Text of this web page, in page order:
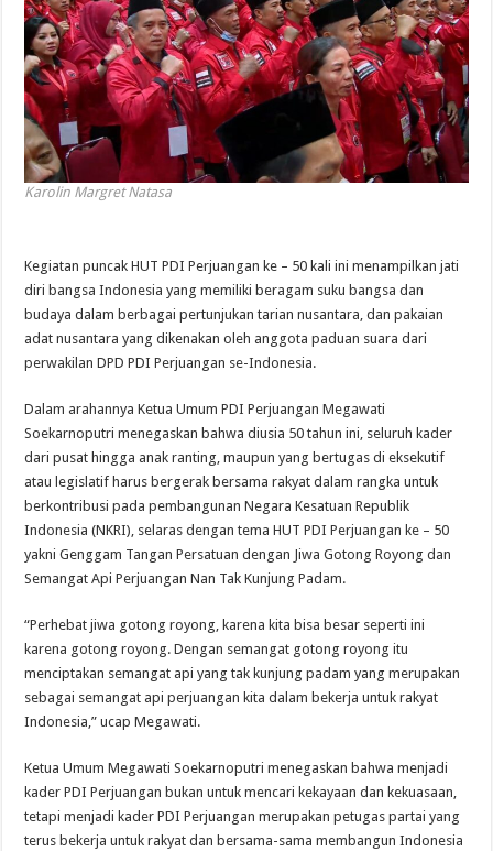
Karolin Margret Natasa
Kegiatan puncak HUT PDI Perjuangan ke – 50 kali ini menampilkan jati
diri bangsa Indonesia yang memiliki beragam suku bangsa dan
budaya dalam berbagai pertunjukan tarian nusantara, dan pakaian
adat nusantara yang dikenakan oleh anggota paduan suara dari
perwakilan DPD PDI Perjuangan se-Indonesia.
Dalam arahannya Ketua Umum PDI Perjuangan Megawati
Soekarnoputri menegaskan bahwa diusia 50 tahun ini, seluruh kader
dari pusat hingga anak ranting, maupun yang bertugas di eksekutif
atau legislatif harus bergerak bersama rakyat dalam rangka untuk
berkontribusi pada pembangunan Negara Kesatuan Republik
Indonesia (NKRI), selaras dengan tema HUT PDI Perjuangan ke – 50
yakni Genggam Tangan Persatuan dengan Jiwa Gotong Royong dan
Semangat Api Perjuangan Nan Tak Kunjung Padam.
“Perhebat jiwa gotong royong, karena kita bisa besar seperti ini
karena gotong royong. Dengan semangat gotong royong itu
menciptakan semangat api yang tak kunjung padam yang merupakan
sebagai semangat api perjuangan kita dalam bekerja untuk rakyat
Indonesia,” ucap Megawati.
Ketua Umum Megawati Soekarnoputri menegaskan bahwa menjadi
kader PDI Perjuangan bukan untuk mencari kekayaan dan kekuasaan,
tetapi menjadi kader PDI Perjuangan merupakan petugas partai yang
terus bekerja untuk rakyat dan bersama-sama membangun Indonesia